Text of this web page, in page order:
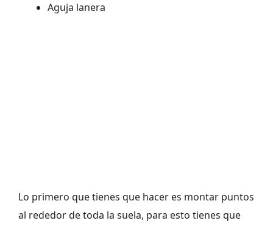
Aguja lanera
Lo primero que tienes que hacer es montar puntos
al rededor de toda la suela, para esto tienes que